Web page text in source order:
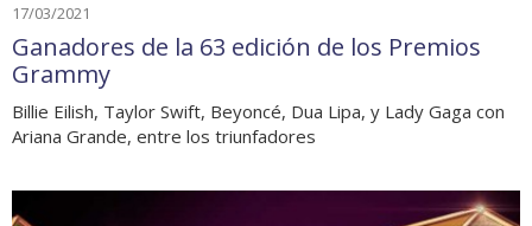
17/03/2021
Ganadores de la 63 edición de los Premios
Grammy
Billie Eilish, Taylor Swift, Beyoncé, Dua Lipa, y Lady Gaga con
Ariana Grande, entre los triunfadores